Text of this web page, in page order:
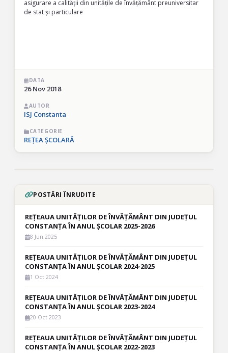
asigurare a calității din unitățile de învățământ preuniversitar
de stat și particulare
DATA
26 Nov 2018
AUTOR
ISJ Constanta
CATEGORIE
REȚEA ȘCOLARĂ
POSTĂRI ÎNRUDITE
REȚEAUA UNITĂȚILOR DE ÎNVĂȚĂMÂNT DIN JUDEȚUL
CONSTANȚA ÎN ANUL ȘCOLAR 2025-2026
8 Jun 2025
REȚEAUA UNITĂȚILOR DE ÎNVĂȚĂMÂNT DIN JUDEȚUL
CONSTANȚA ÎN ANUL ȘCOLAR 2024-2025
1 Oct 2024
REȚEAUA UNITĂȚILOR DE ÎNVĂȚĂMÂNT DIN JUDEȚUL
CONSTANȚA ÎN ANUL ȘCOLAR 2023-2024
20 Oct 2023
REȚEAUA UNITĂȚILOR DE ÎNVĂȚĂMÂNT DIN JUDEȚUL
CONSTANȚA ÎN ANUL ȘCOLAR 2022-2023